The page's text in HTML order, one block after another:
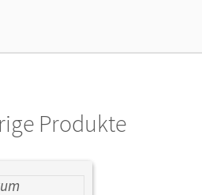
Print-Titel nutzen möchten.
Produkte